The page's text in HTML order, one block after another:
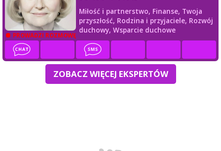
PROWADZI ROZMOWĘ
Miłość i partnerstwo, Finanse, Twoja
przyszłość, Rodzina i przyjaciele, Rozwój
duchowy, Wsparcie duchowe
ZOBACZ WIĘCEJ EKSPERTÓW